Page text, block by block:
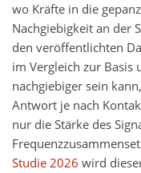
wo Kräfte in die
Nachgiebigkeit an der
den veröffentlichten
im Vergleich zur Basis
nachgiebiger sein
Antwort je nach
nur die Stärke des
Studie 2026 wird